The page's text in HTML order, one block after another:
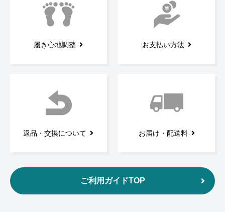
履き心地調整 お支払い方法
返品・交換について お届け・配送料
ご利用ガイドTOP